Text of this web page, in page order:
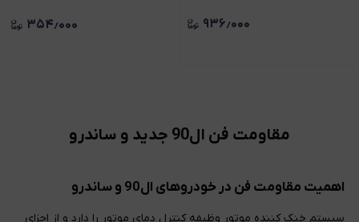
۹۳۶٫۰۰۰ ۳۵۴٫۰۰۰
مقاومت فن ال90 جدید و ساندرو
اهمیت مقاومت فن در خودروهای ال90 و ساندرو
سیستم خنک‌ کننده موتور وظیفه کنترل دمای موتور را دارد و از اجزای